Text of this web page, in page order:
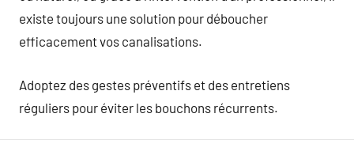
existe toujours une solution pour déboucher
efficacement vos canalisations.
Adoptez des gestes préventifs et des entretiens
réguliers pour éviter les bouchons récurrents.